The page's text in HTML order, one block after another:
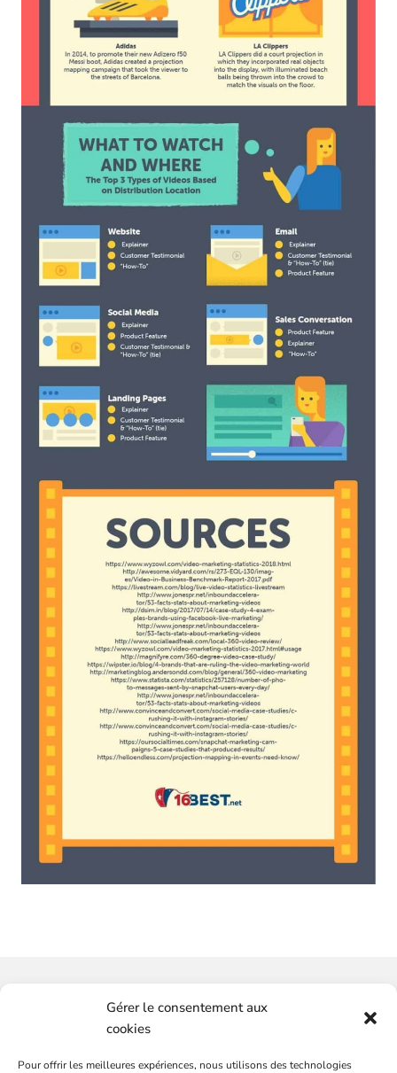
Gérer le consentement aux
cookies
Pour offrir les meilleures expériences, nous utilisons des technologies
SERVICES
Vous souhaitez-avoir plus
d'informations ?